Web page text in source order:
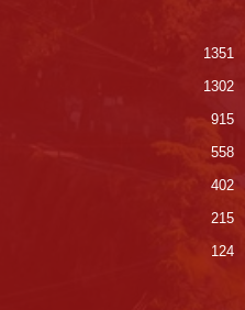
1351
1302
915
558
402
215
124